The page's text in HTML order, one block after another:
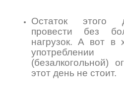
Остаток этого
провести без
нагрузок. А вот в
(безалкогольной)
этот день не стоит.